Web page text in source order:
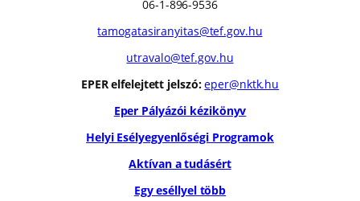
06-1-896-9536
tamogatasiranyitas@tef.gov.hu
utravalo@tef.gov.hu
EPER elfelejtett jelszó: eper@nktk.hu
Eper Pályázói kézikönyv
Helyi Esélyegyenlőségi Programok
Aktívan a tudásért
Egy eséllyel több